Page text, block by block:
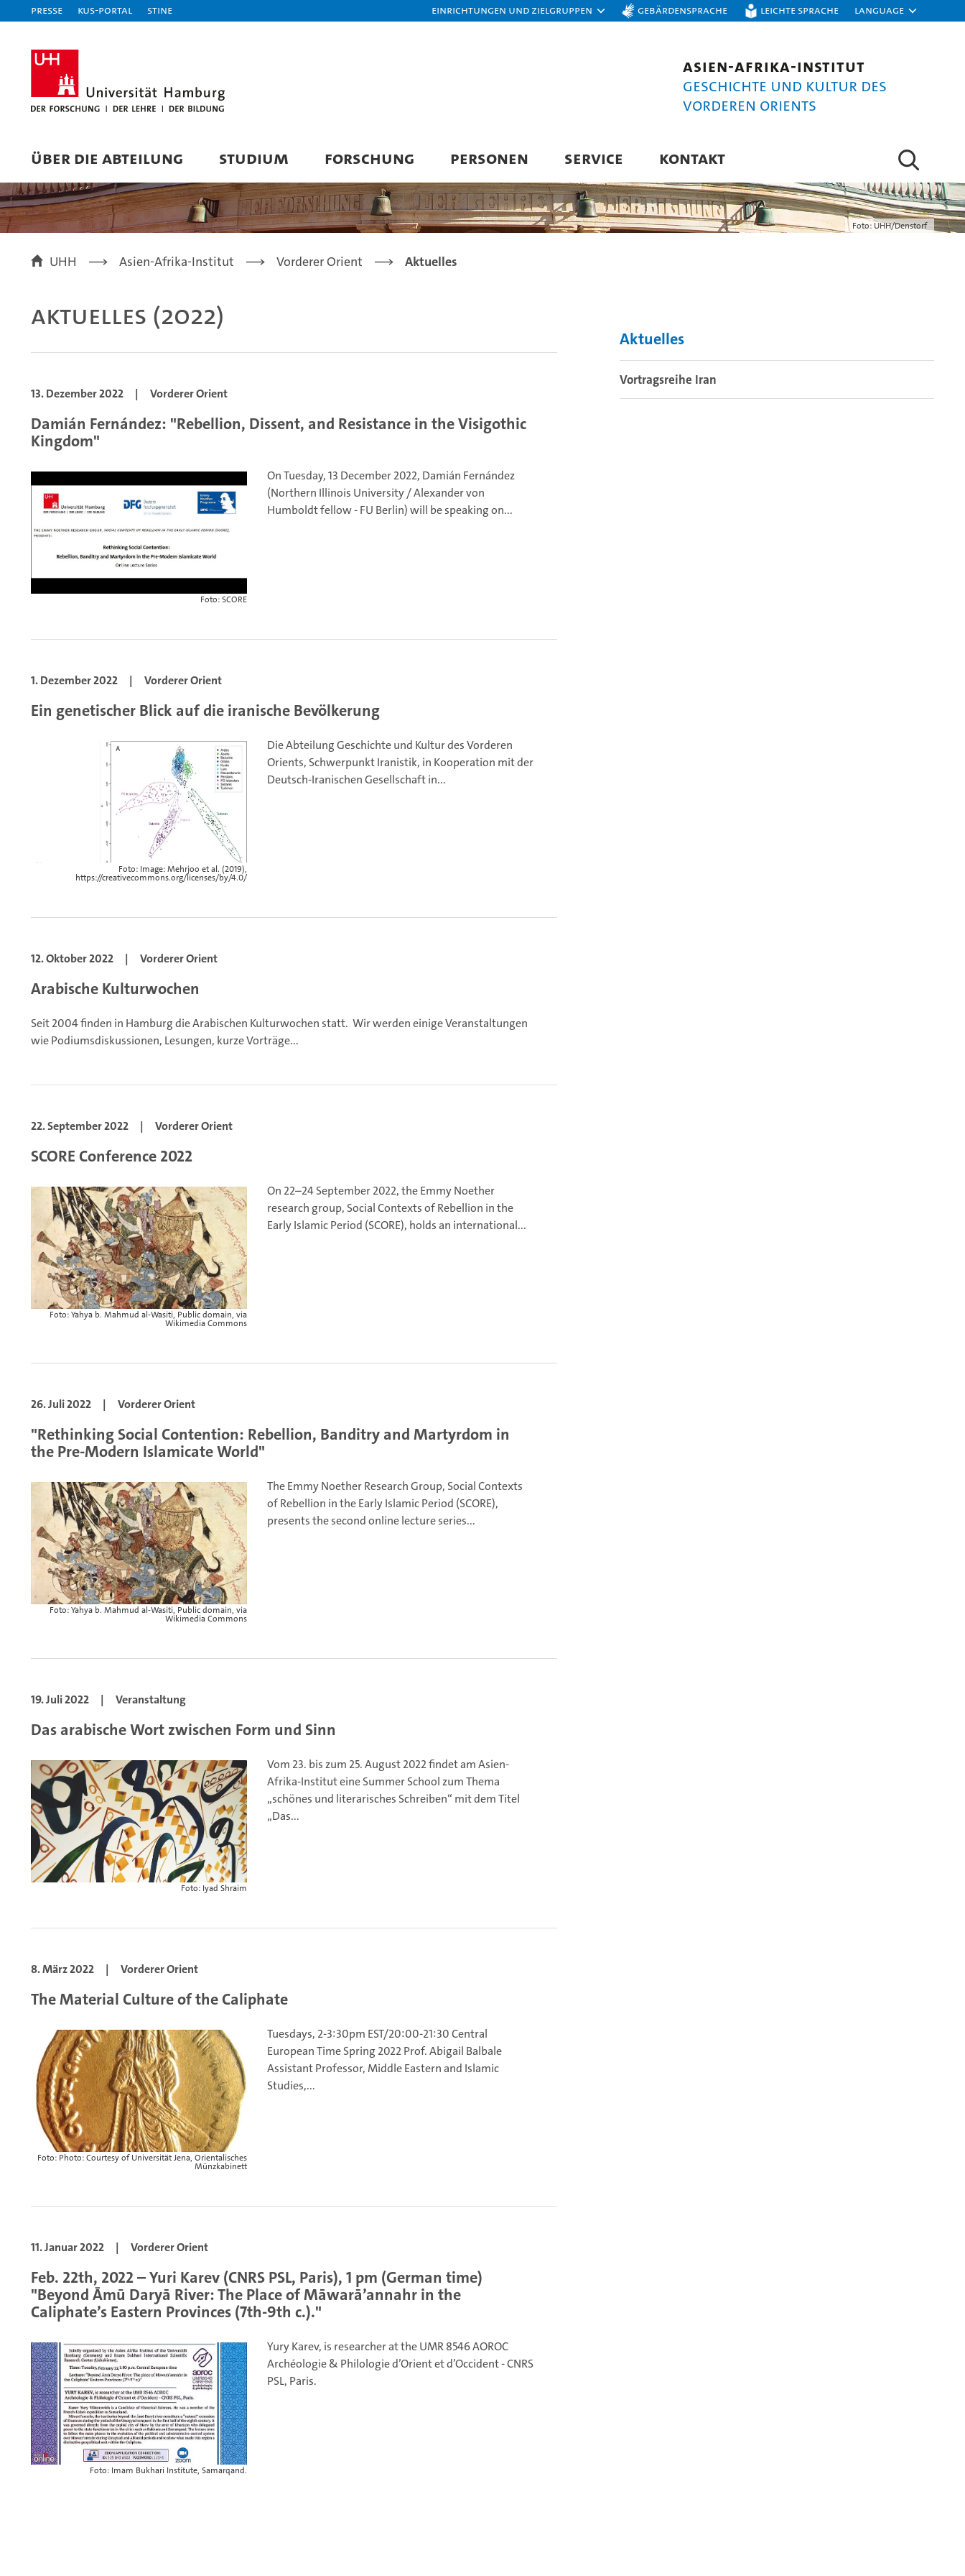
Presse KUS-Portal STiNE Einrichtungen und Zielgruppen Gebärdensprache Leichte Sprache Language
Asien-Afrika-Institut
Geschichte und Kultur des
Vorderen Orients
ÜBER DIE ABTEILUNG STUDIUM FORSCHUNG PERSONEN SERVICE KONTAKT
Foto: UHH/Denstorf
UHH Asien-Afrika-Institut Vorderer Orient Aktuelles
Aktuelles (2022)
13. Dezember 2022 | Vorderer Orient
Damián Fernández: "Rebellion, Dissent, and Resistance in the Visigothic
Kingdom"
Foto: SCORE
On Tuesday, 13 December 2022, Damián Fernández
(Northern Illinois University / Alexander von
Humboldt fellow - FU Berlin) will be speaking on...
1. Dezember 2022 | Vorderer Orient
Ein genetischer Blick auf die iranische Bevölkerung
Foto: Image: Mehrjoo et al. (2019),
https://creativecommons.org/licenses/by/4.0/
Die Abteilung Geschichte und Kultur des Vorderen
Orients, Schwerpunkt Iranistik, in Kooperation mit der
Deutsch-Iranischen Gesellschaft in...
12. Oktober 2022 | Vorderer Orient
Arabische Kulturwochen
Seit 2004 finden in Hamburg die Arabischen Kulturwochen statt. Wir werden einige Veranstaltungen
wie Podiumsdiskussionen, Lesungen, kurze Vorträge...
22. September 2022 | Vorderer Orient
SCORE Conference 2022
Foto: Yahya b. Mahmud al-Wasiti, Public domain, via
Wikimedia Commons
On 22–24 September 2022, the Emmy Noether
research group, Social Contexts of Rebellion in the
Early Islamic Period (SCORE), holds an international...
26. Juli 2022 | Vorderer Orient
"Rethinking Social Contention: Rebellion, Banditry and Martyrdom in
the Pre-Modern Islamicate World"
Foto: Yahya b. Mahmud al-Wasiti, Public domain, via
Wikimedia Commons
The Emmy Noether Research Group, Social Contexts
of Rebellion in the Early Islamic Period (SCORE),
presents the second online lecture series...
19. Juli 2022 | Veranstaltung
Das arabische Wort zwischen Form und Sinn
Foto: Iyad Shraim
Vom 23. bis zum 25. August 2022 findet am Asien-
Afrika-Institut eine Summer School zum Thema
„schönes und literarisches Schreiben“ mit dem Titel
„Das...
8. März 2022 | Vorderer Orient
The Material Culture of the Caliphate
Foto: Photo: Courtesy of Universität Jena, Orientalisches
Münzkabinett
Tuesdays, 2-3:30pm EST/20:00-21:30 Central
European Time Spring 2022 Prof. Abigail Balbale
Assistant Professor, Middle Eastern and Islamic
Studies,...
11. Januar 2022 | Vorderer Orient
Feb. 22th, 2022 – Yuri Karev (CNRS PSL, Paris), 1 pm (German time)
"Beyond Āmū Daryā River: The Place of Māwarā’annahr in the
Caliphate’s Eastern Provinces (7th-9th c.)."
Foto: Imam Bukhari Institute, Samarqand.
Yury Karev, is researcher at the UMR 8546 AOROC
Archéologie & Philologie d’Orient et d’Occident - CNRS
PSL, Paris.
Aktuelles
Vortragsreihe Iran